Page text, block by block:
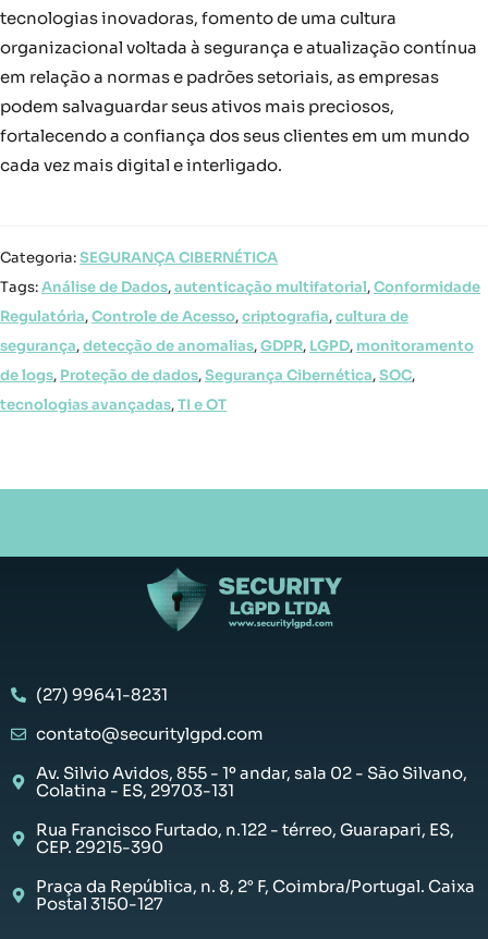
tecnologias inovadoras, fomento de uma cultura
organizacional voltada à segurança e atualização contínua
em relação a normas e padrões setoriais, as empresas
podem salvaguardar seus ativos mais preciosos,
fortalecendo a confiança dos seus clientes em um mundo
cada vez mais digital e interligado.
Categoria:SEGURANÇA CIBERNÉTICA
Tags:Análise de Dados,autenticação multifatorial,Conformidade
Regulatória,Controle de Acesso,criptografia,cultura de
segurança,detecção de anomalias,GDPR, LGPD, monitoramento
de logs, Proteção de dados,Segurança Cibernética,SOC,
tecnologias avançadas,TI e OT
(27) 99641-8231
contato@securitylgpd.com
Av. Silvio Avidos, 855 - 1º andar, sala 02 - São Silvano,
Colatina - ES, 29703-131
Rua Francisco Furtado, n.122 - térreo, Guarapari, ES,
CEP. 29215-390
Praça da República, n. 8, 2° F, Coimbra/Portugal. Caixa
Postal 3150-127